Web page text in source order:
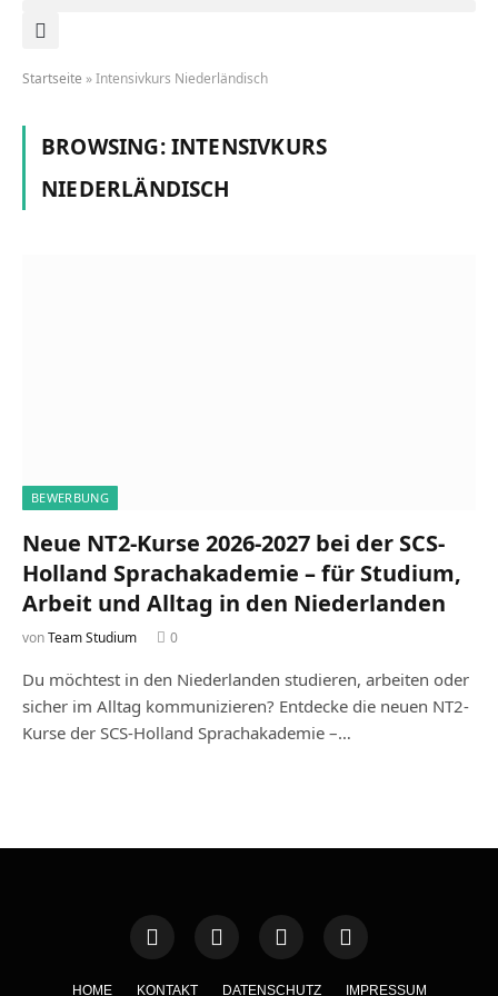
Startseite »Intensivkurs Niederländisch
BROWSING:INTENSIVKURS
NIEDERLÄNDISCH
BEWERBUNG
Neue NT2-Kurse 2026-2027 bei der SCS-
Holland Sprachakademie – für Studium,
Arbeit und Alltag in den Niederlanden
vonTeam Studium 0
Du möchtest in den Niederlanden studieren, arbeiten oder
sicher im Alltag kommunizieren? Entdecke die neuen NT2-
Kurse der SCS-Holland Sprachakademie –…
HOME KONTAKT DATENSCHUTZ IMPRESSUM